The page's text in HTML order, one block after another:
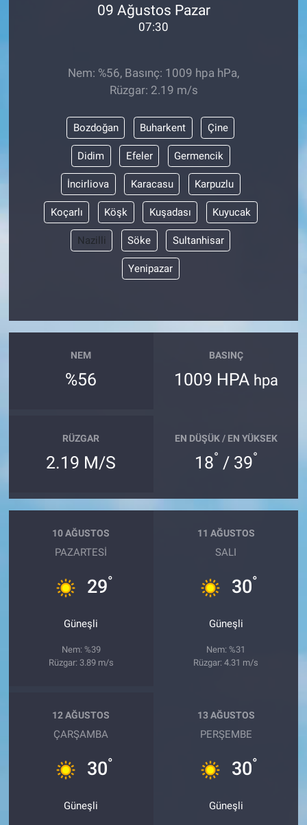
09 Ağustos Pazar
07:30
Nem: %56, Basınç: 1009 hpa hPa,
Rüzgar: 2.19 m/s
Bozdoğan Buharkent Çine
Didim Efeler Germencik
İncirliova Karacasu Karpuzlu
Koçarlı Köşk Kuşadası Kuyucak
Nazilli Söke Sultanhisar
Yenipazar
NEM
%56
BASINÇ
1009 HPA hpa
RÜZGAR
2.19 M/S
EN DÜŞÜK / EN YÜKSEK
18° / 39°
10 AĞUSTOS
PAZARTESI
29°
Güneşli
Nem: %39
Rüzgar: 3.89 m/s
11 AĞUSTOS
SALI
30°
Güneşli
Nem: %31
Rüzgar: 4.31 m/s
12 AĞUSTOS
ÇARŞAMBA
30°
Güneşli
13 AĞUSTOS
PERŞEMBE
30°
Güneşli